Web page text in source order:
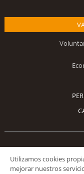
Utilizamos cookies
mejorar nuestros